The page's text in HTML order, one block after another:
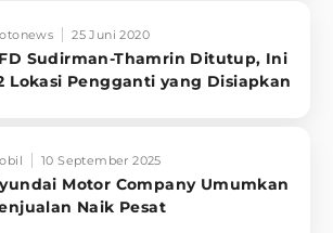
25 Juni 2020
Sudirman-Thamrin Ditutup, Ini
Lokasi Pengganti yang Disiapkan
10 September 2025
Motor Company Umumkan
Naik Pesat